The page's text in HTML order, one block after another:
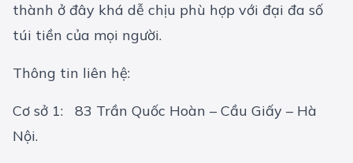
thành ở đây khá dễ chịu phù hợp với đại đa số
túi tiền của mọi người.
Thông tin liên hệ:
Cơ sở 1: 83 Trần Quốc Hoàn – Cầu Giấy – Hà
Nội.